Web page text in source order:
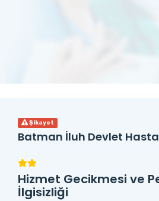
Şikayet
Batman İluh Devlet
Hizmet Gecikmesi ve
İlgisizliği